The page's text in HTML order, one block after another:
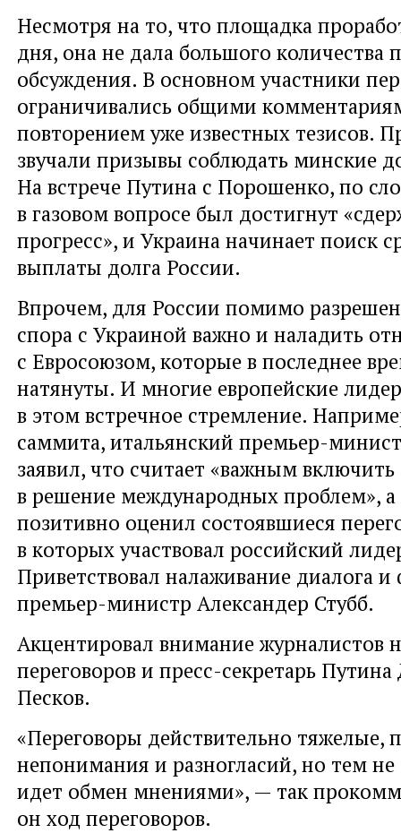
Несмотря на то, что площадка
дня, она не дала большого количества
обсуждения. В основном участники
ограничивались общими
повторением уже известных тезисов.
звучали призывы соблюдать минские
На встрече Путина с Порошенко, по
в газовом вопросе был достигнут
прогресс», и Украина начинает поиск
выплаты долга России.
Впрочем, для России помимо
спора с Украиной важно и наладить
с Евросоюзом, которые в последнее
натянуты. И многие европейские
в этом встречное стремление.
саммита, итальянский премьер-
заявил, что считает «важным
в решение международных проблем», а
позитивно оценил состоявшиеся
в которых участвовал российский
Приветствовал налаживание диалога
премьер-министр Александер Стубб.
Акцентировал внимание журналистов
переговоров и пресс-секретарь
Песков.
«Переговоры действительно тяжелые,
непонимания и разногласий, но тем
идет обмен мнениями», — так
он ход переговоров.